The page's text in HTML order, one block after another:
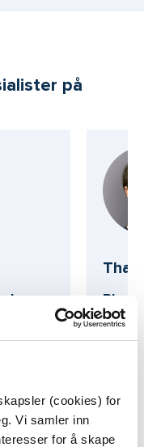
(cookies) for
Vi samler inn
for å skape
på
og